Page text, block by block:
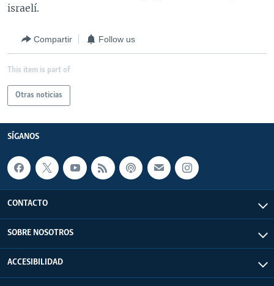
israelí.
Compartir Follow us
This item is part of
Otras noticias
SÍGANOS
CONTACTO
SOBRE NOSOTROS
ACCESIBILIDAD